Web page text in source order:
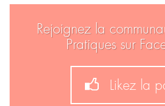
Rejoignez la
Pratiques sur
Likez la